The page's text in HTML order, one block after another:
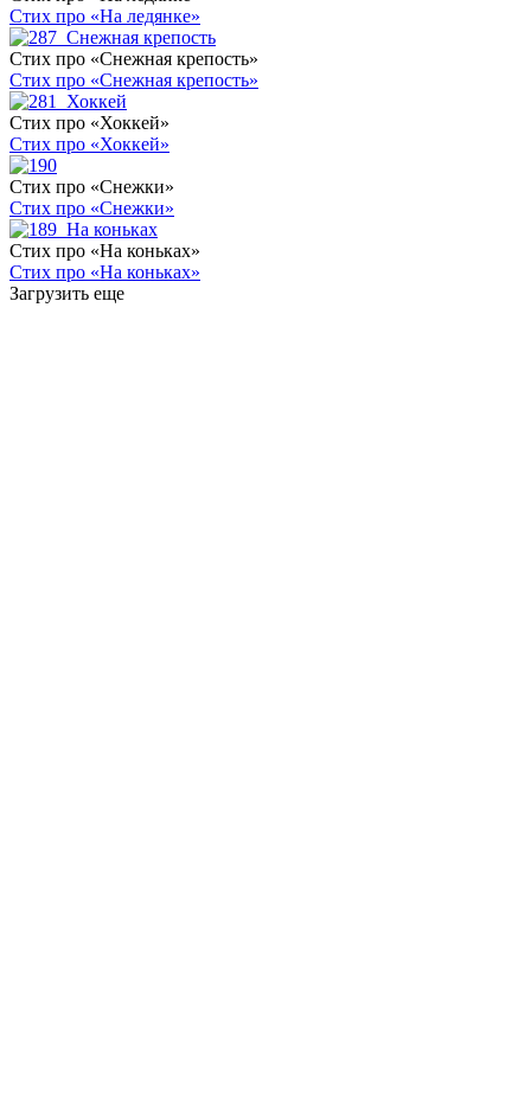
Стих про «На ледянке»
Стих про «Снежная крепость»
Стих про «Снежная крепость»
Стих про «Хоккей»
Стих про «Хоккей»
Стих про «Снежки»
Стих про «Снежки»
Стих про «На коньках»
Стих про «На коньках»
Загрузить еще